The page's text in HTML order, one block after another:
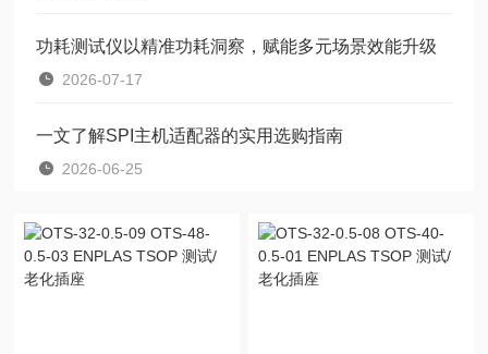
功耗测试仪以精准功耗洞察，赋能多元场景效能升级
2026-07-17
一文了解SPI主机适配器的实用选购指南
2026-06-25